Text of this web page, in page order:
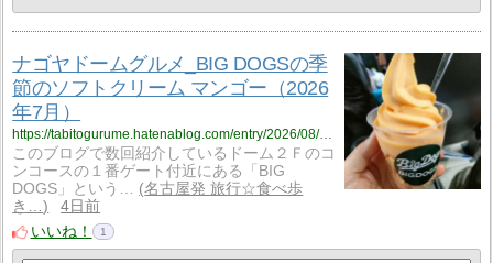
ナゴヤドームグルメ_BIG DOGSの季
節のソフトクリーム マンゴー（2026
年7月）
https://tabitogurume.hatenablog.com/entry/2026/08/05/070524
このブログで数回紹介しているドーム２Ｆのコ
ンコースの１番ゲート付近にある「BIG
DOGS」という…
名古屋発 旅行☆食べ歩
き…
4日前
いいね！
1